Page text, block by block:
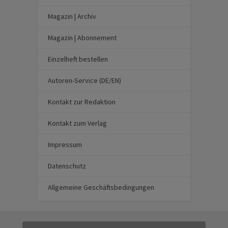
Magazin | Archiv
Magazin | Abonnement
Einzelheft bestellen
Autoren-Service (DE/EN)
Kontakt zur Redaktion
Kontakt zum Verlag
Impressum
Datenschutz
Allgemeine Geschäftsbedingungen